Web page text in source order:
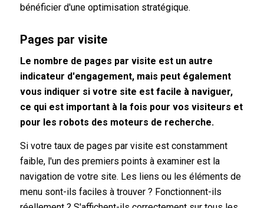
bénéficier d'une optimisation stratégique.
Pages par visite
Le nombre de pages par visite est un autre
indicateur d'engagement, mais peut également
vous indiquer si votre site est facile à naviguer,
ce qui est important à la fois pour vos visiteurs et
pour les robots des moteurs de recherche.
Si votre taux de pages par visite est constamment
faible, l'un des premiers points à examiner est la
navigation de votre site. Les liens ou les éléments de
menu sont-ils faciles à trouver ? Fonctionnent-ils